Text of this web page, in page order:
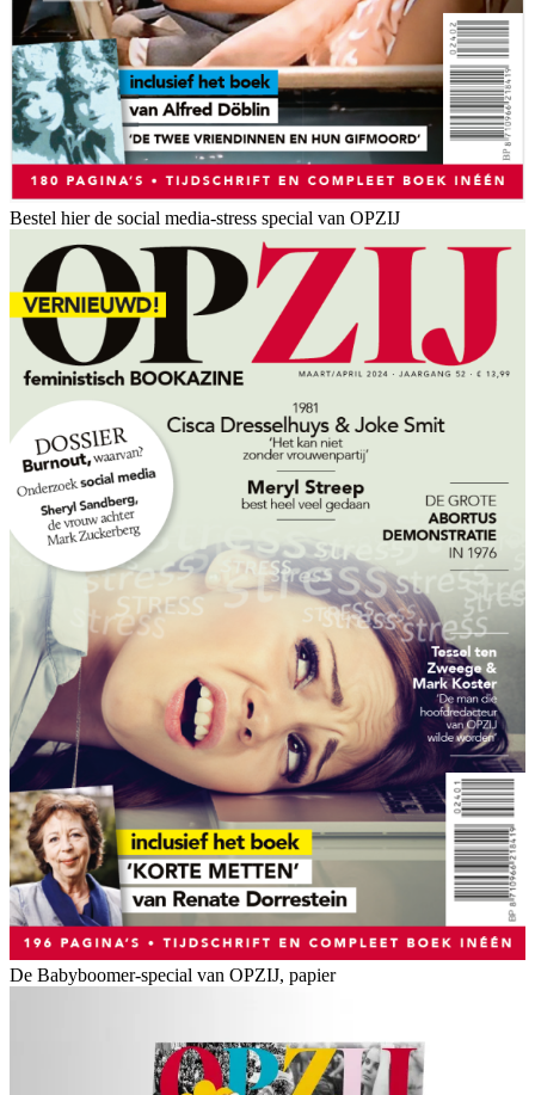
Bestel hier de social media-stress special van OPZIJ
De Babyboomer-special van OPZIJ, papier